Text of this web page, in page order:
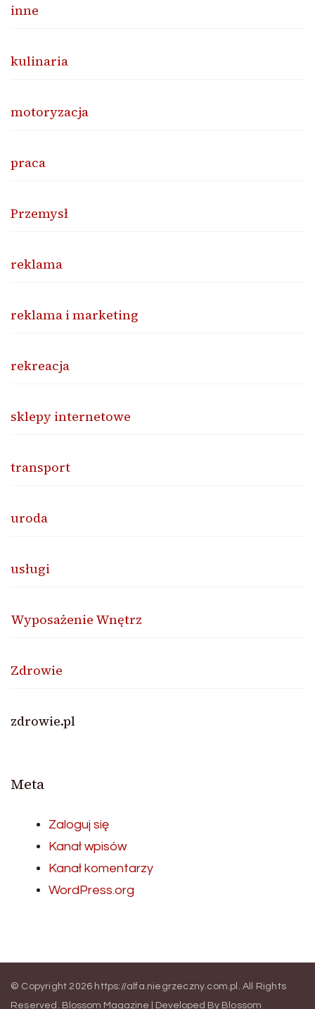
inne
kulinaria
motoryzacja
praca
Przemysł
reklama
reklama i marketing
rekreacja
sklepy internetowe
transport
uroda
usługi
Wyposażenie Wnętrz
Zdrowie
zdrowie.pl
Meta
Zaloguj się
Kanał wpisów
Kanał komentarzy
WordPress.org
© Copyright 2026 https://alfa.niegrzeczny.com.pl . All Rights
Reserved. Blossom Magazine | Developed By Blossom